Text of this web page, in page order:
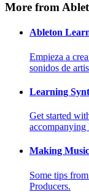
More from
Ableton
Empieza a
sonidos de
Learning
Get started
accompanying
Making Music
Some tips
Producers.